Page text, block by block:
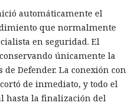
automáticamente el
que normalmente
en seguridad. El
únicamente la
Defender. La conexión con
de inmediato, y todo el
hasta la finalización del